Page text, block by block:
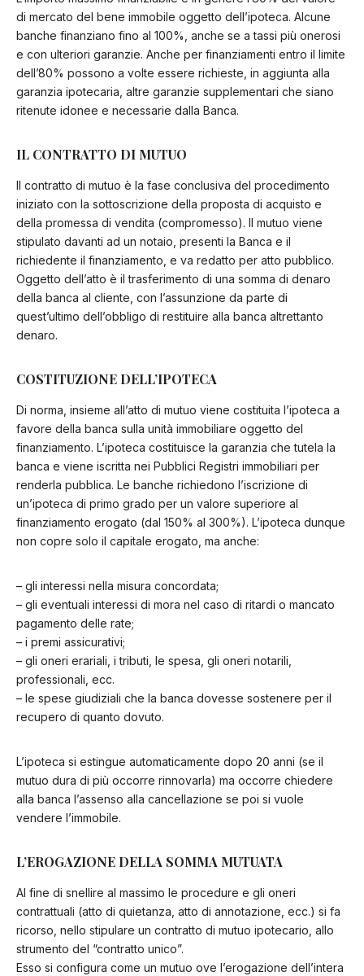
di mercato del bene immobile oggetto dell’ipoteca. Alcune
banche finanziano fino al 100%, anche se a tassi più onerosi
e con ulteriori garanzie. Anche per finanziamenti entro il limite
dell’80% possono a volte essere richieste, in aggiunta alla
garanzia ipotecaria, altre garanzie supplementari che siano
ritenute idonee e necessarie dalla Banca.
IL CONTRATTO DI MUTUO
Il contratto di mutuo è la fase conclusiva del procedimento
iniziato con la sottoscrizione della proposta di acquisto e
della promessa di vendita (compromesso). Il mutuo viene
stipulato davanti ad un notaio, presenti la Banca e il
richiedente il finanziamento, e va redatto per atto pubblico.
Oggetto dell’atto è il trasferimento di una somma di denaro
della banca al cliente, con l’assunzione da parte di
quest’ultimo dell’obbligo di restituire alla banca altrettanto
denaro.
COSTITUZIONE DELL’IPOTECA
Di norma, insieme all’atto di mutuo viene costituita l’ipoteca a
favore della banca sulla unità immobiliare oggetto del
finanziamento. L’ipoteca costituisce la garanzia che tutela la
banca e viene iscritta nei Pubblici Registri immobiliari per
renderla pubblica. Le banche richiedono l’iscrizione di
un’ipoteca di primo grado per un valore superiore al
finanziamento erogato (dal 150% al 300%). L’ipoteca dunque
non copre solo il capitale erogato, ma anche:
– gli interessi nella misura concordata;
– gli eventuali interessi di mora nel caso di ritardi o mancato
pagamento delle rate;
– i premi assicurativi;
– gli oneri erariali, i tributi, le spesa, gli oneri notarili,
professionali, ecc.
– le spese giudiziali che la banca dovesse sostenere per il
recupero di quanto dovuto.
L’ipoteca si estingue automaticamente dopo 20 anni (se il
mutuo dura di più occorre rinnovarla) ma occorre chiedere
alla banca l’assenso alla cancellazione se poi si vuole
vendere l’immobile.
L’EROGAZIONE DELLA SOMMA MUTUATA
Al fine di snellire al massimo le procedure e gli oneri
contrattuali (atto di quietanza, atto di annotazione, ecc.) si fa
ricorso, nello stipulare un contratto di mutuo ipotecario, allo
strumento del “contratto unico”.
Esso si configura come un mutuo ove l’erogazione dell’intera